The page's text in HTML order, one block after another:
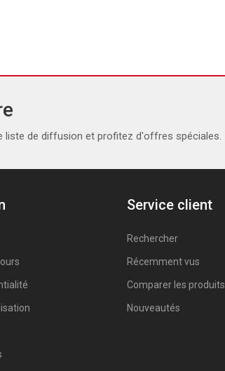
liste de diffusion et profitez d'offres spéciales.
Service client
Rechercher
Récemment vus
Comparer les produits
Nouveautés